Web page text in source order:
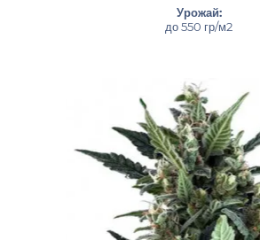
Урожай:
до 550 гр/м2